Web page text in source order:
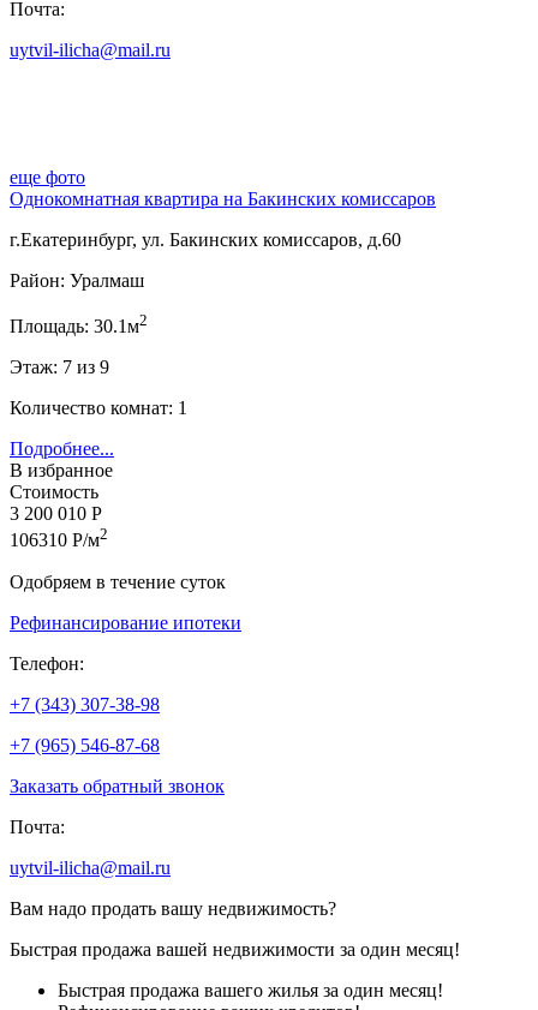
Почта:
uytvil-ilicha@mail.ru
еще фото
Однокомнатная квартира на Бакинских комиссаров
г.Екатеринбург, ул. Бакинских комиссаров, д.60
Район: Уралмаш
Площадь: 30.1м2
Этаж: 7 из 9
Количество комнат: 1
Подробнее...
В избранное
Стоимость
3 200 010 Р
106310 Р/м2
Одобряем в течение суток
Рефинансирование ипотеки
Телефон:
+7 (343) 307-38-98
+7 (965) 546-87-68
Заказать обратный звонок
Почта:
uytvil-ilicha@mail.ru
Вам надо продать вашу недвижимость?
Быстрая продажа вашей недвижимости за один месяц!
Быстрая продажа вашего жилья за один месяц!